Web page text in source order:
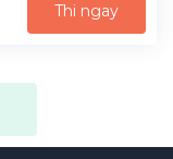
Thi ngay